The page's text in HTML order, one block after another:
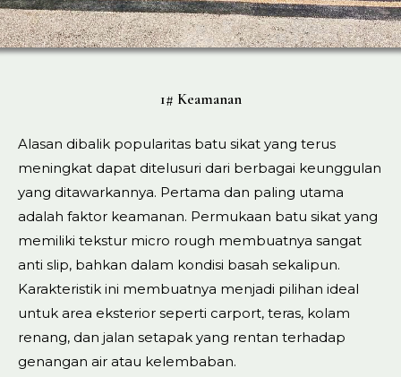
1# Keamanan
Alasan dibalik popularitas batu sikat yang terus
meningkat dapat ditelusuri dari berbagai keunggulan
yang ditawarkannya. Pertama dan paling utama
adalah faktor keamanan. Permukaan batu sikat yang
memiliki tekstur micro rough membuatnya sangat
anti slip, bahkan dalam kondisi basah sekalipun.
Karakteristik ini membuatnya menjadi pilihan ideal
untuk area eksterior seperti carport, teras, kolam
renang, dan jalan setapak yang rentan terhadap
genangan air atau kelembaban.